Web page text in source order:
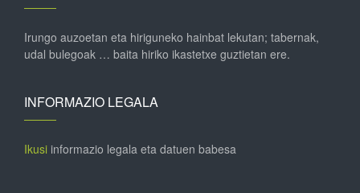
Irungo auzoetan eta hiriguneko hainbat lekutan; tabernak,
udal bulegoak … baita hiriko ikastetxe guztietan ere.
INFORMAZIO LEGALA
Ikusi informazio legala eta datuen babesa